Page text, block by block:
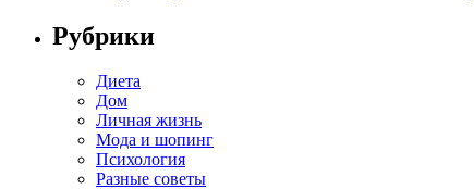
Рубрики
Диета
Дом
Личная жизнь
Мода и шопинг
Психология
Разные советы